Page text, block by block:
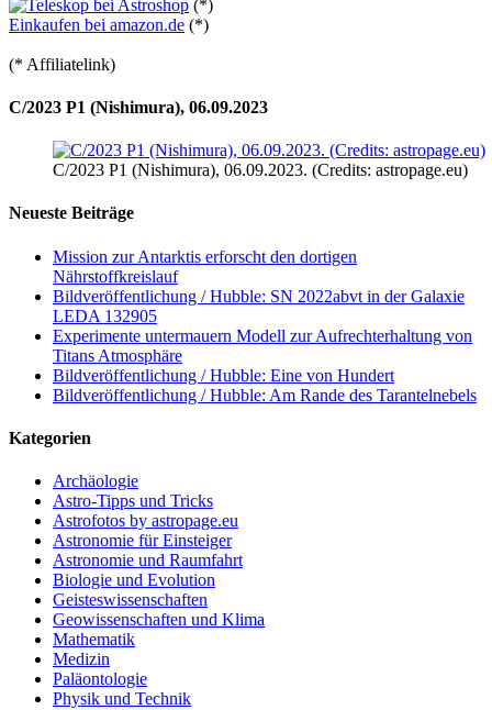
(*)
Einkaufen bei amazon.de (*)
(* Affiliatelink)
C/2023 P1 (Nishimura), 06.09.2023
C/2023 P1 (Nishimura), 06.09.2023. (Credits: astropage.eu)
Neueste Beiträge
Mission zur Antarktis erforscht den dortigen
Nährstoffkreislauf
Bildveröffentlichung / Hubble: SN 2022abvt in der Galaxie
LEDA 132905
Experimente untermauern Modell zur Aufrechterhaltung von
Titans Atmosphäre
Bildveröffentlichung / Hubble: Eine von Hundert
Bildveröffentlichung / Hubble: Am Rande des Tarantelnebels
Kategorien
Archäologie
Astro-Tipps und Tricks
Astrofotos by astropage.eu
Astronomie für Einsteiger
Astronomie und Raumfahrt
Biologie und Evolution
Geisteswissenschaften
Geowissenschaften und Klima
Mathematik
Medizin
Paläontologie
Physik und Technik